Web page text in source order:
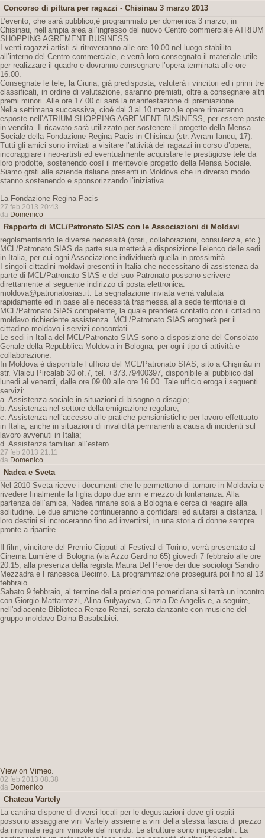
Concorso di pittura per ragazzi - Chisinau 3 marzo 2013
L’evento, che sarà pubblico,è programmato per domenica 3 marzo, in
Chisinau, nell’ampia area all’ingresso del nuovo Centro commerciale ATRIUM
SHOPPING AGREMENT BUSINESS.
I venti ragazzi-artisti si ritroveranno alle ore 10.00 nel luogo stabilito
all’interno del Centro commerciale, e verrà loro consegnato il materiale utile
per realizzare il quadro e dovranno consegnare l’opera terminata alle ore
16.00.
Consegnate le tele, la Giuria, già predisposta, valuterà i vincitori ed i primi tre
classificati, in ordine di valutazione, saranno premiati, oltre a consegnare altri
premi minori. Alle ore 17.00 ci sarà la manifestazione di premiazione.
Nella settimana successiva, cioé dal 3 al 10 marzo,le opere rimarranno
esposte nell’ATRIUM SHOPPING AGREMENT BUSINESS, per essere poste
in vendita. Il ricavato sarà utilizzato per sostenere il progetto della Mensa
Sociale della Fondazione Regina Pacis in Chisinau (str. Avram Iancu, 17).
Tutti gli amici sono invitati a visitare l’attività dei ragazzi in corso d’opera,
incoraggiare i neo-artisti ed eventualmente acquistare le prestigiose tele da
loro prodotte, sostenendo così il meritevole progetto della Mensa Sociale.
Siamo grati alle aziende italiane presenti in Moldova che in diverso modo
stanno sostenendo e sponsorizzando l’iniziativa.
La Fondazione Regina Pacis
27 feb 2013 20:43
da Domenico
Rapporto di MCL/Patronato SIAS con le Associazioni di Moldavi
regolamentando le diverse necessità (orari, collaborazioni, consulenza, etc.).
MCL/Patronato SIAS da parte sua metterà a disposizione l’elenco delle sedi
in Italia, per cui ogni Associazione individuerà quella in prossimità.
I singoli cittadini moldavi presenti in Italia che necessitano di assistenza da
parte di MCL/Patronato SIAS e del suo Patronato possono scrivere
direttamente al seguente indirizzo di posta elettronica:
moldova@patronatosias.it. La segnalazione inviata verrà valutata
rapidamente ed in base alle necessità trasmessa alla sede territoriale di
MCL/Patronato SIAS competente, la quale prenderà contatto con il cittadino
moldavo richiedente assistenza. MCL/Patronato SIAS erogherà per il
cittadino moldavo i servizi concordati.
Le sedi in Italia del MCL/Patronato SIAS sono a disposizione del Consolato
Genale della Repubblica Moldova in Bologna, per ogni tipo di attività e
collaborazione.
In Moldova è disponibile l’ufficio del MCL/Patronato SIAS, sito a Chişinău in
str. Vlaicu Pircalab 30 of.7, tel. +373.79400397, disponibile al pubblico dal
lunedi al venerdi, dalle ore 09.00 alle ore 16.00. Tale ufficio eroga i seguenti
servizi:
a. Assistenza sociale in situazioni di bisogno o disagio;
b. Assistenza nel settore della emigrazione regolare;
c. Assistenza nell’accesso alle pratiche pensionistiche per lavoro effettuato
in Italia, anche in situazioni di invalidità permanenti a causa di incidenti sul
lavoro avvenuti in Italia;
d. Assistenza familiari all’estero.
27 feb 2013 21:11
da Domenico
Nadea e Sveta
Nel 2010 Sveta riceve i documenti che le permettono di tornare in Moldavia e
rivedere finalmente la figlia dopo due anni e mezzo di lontananza. Alla
partenza dell’amica, Nadea rimane sola a Bologna e cerca di reagire alla
solitudine. Le due amiche continueranno a confidarsi ed aiutarsi a distanza. I
loro destini si incroceranno fino ad invertirsi, in una storia di donne sempre
pronte a ripartire.
Il film, vincitore del Premio Cipputi al Festival di Torino, verrà presentato al
Cinema Lumière di Bologna (via Azzo Gardino 65) giovedì 7 febbraio alle ore
20.15, alla presenza della regista Maura Del Peroe dei due sociologi Sandro
Mezzadra e Francesca Decimo. La programmazione proseguirà poi fino al 13
febbraio.
Sabato 9 febbraio, al termine della proiezione pomeridiana si terrà un incontro
con Giorgio Mattarrozzi, Alina Gulyayeva, Cinzia De Angelis e, a seguire,
nell'adiacente Biblioteca Renzo Renzi, serata danzante con musiche del
gruppo moldavo Doina Basababiei.
View on Vimeo.
02 feb 2013 08:38
da Domenico
Chateau Vartely
La cantina dispone di diversi locali per le degustazioni dove gli ospiti
possono assaggiare vini Vartely assieme a vini della stessa fascia di prezzo
da rinomate regioni vinicole del mondo. Le strutture sono impeccabili. La